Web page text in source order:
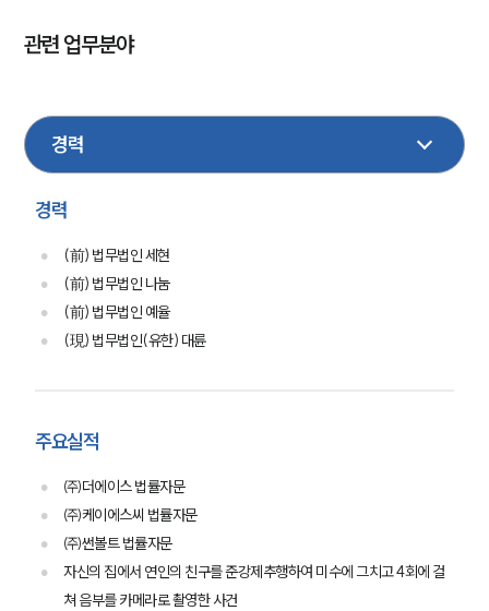
관련 업무분야
건설
경력
(前) 법무법인 세현
(前) 법무법인 나눔
(前) 법무법인 예율
(現) 법무법인(유한) 대륜
주요실적
㈜더에이스 법률자문
㈜케이에스씨 법률자문
㈜썬볼트 법률자문
자신의 집에서 연인의 친구를 준강제추행하여 미수에 그치고 4회에 걸
쳐 음부를 카메라로 촬영한 사건